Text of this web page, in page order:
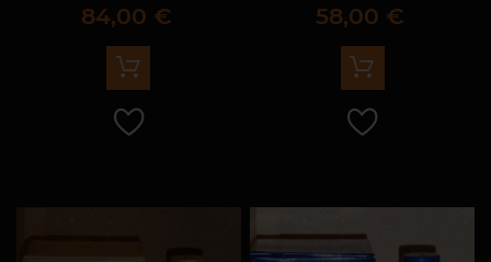
Prix
84,00 € Prix
58,00 €